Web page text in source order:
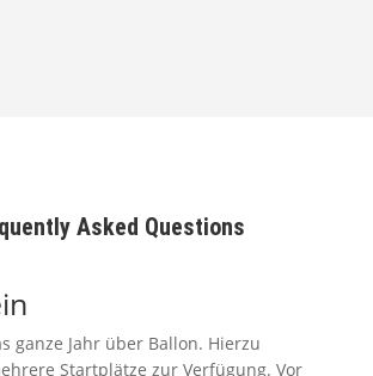
Asked Questions
ganze Jahr über Ballon. Hierzu
Startplätze zur Verfügung. Vor